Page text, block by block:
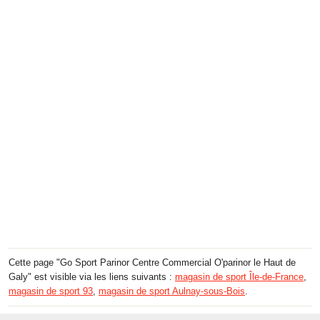
Cette page "Go Sport Parinor Centre Commercial O'parinor le Haut de
Galy" est visible via les liens suivants : magasin de sport Île-de-France
magasin de sport 93 magasin de sport Aulnay-sous-Bois